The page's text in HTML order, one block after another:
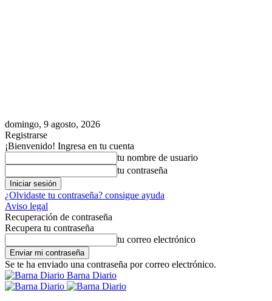
domingo, 9 agosto, 2026
Registrarse
¡Bienvenido! Ingresa en tu cuenta
tu nombre de usuario
tu contraseña
¿Olvidaste tu contraseña? consigue ayuda
Aviso legal
Recuperación de contraseña
Recupera tu contraseña
tu correo electrónico
Se te ha enviado una contraseña por correo electrónico.
Barna Diario